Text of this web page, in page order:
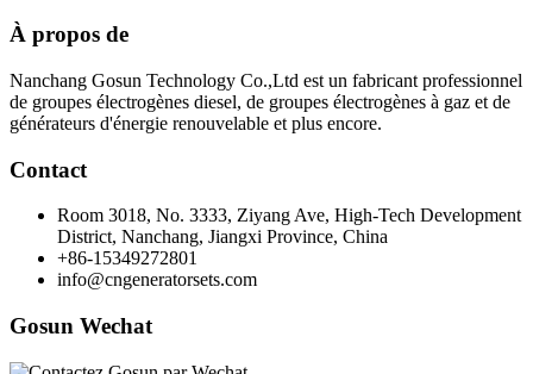
À propos de
Nanchang Gosun Technology Co.,Ltd est un fabricant professionnel
de groupes électrogènes diesel, de groupes électrogènes à gaz et de
générateurs d'énergie renouvelable et plus encore.
Contact
Room 3018, No. 3333, Ziyang Ave, High-Tech Development
District, Nanchang, Jiangxi Province, China
+86-15349272801
info@cngeneratorsets.com
Gosun Wechat